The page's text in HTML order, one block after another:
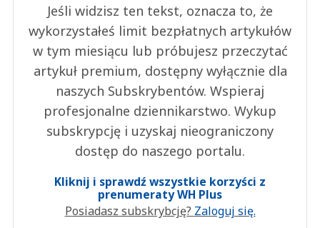
Jeśli widzisz ten tekst, oznacza to, że
wykorzystałeś limit bezpłatnych artykułów
w tym miesiącu lub próbujesz przeczytać
artykuł premium, dostępny wyłącznie dla
naszych Subskrybentów. Wspieraj
profesjonalne dziennikarstwo. Wykup
subskrypcję i uzyskaj nieograniczony
dostęp do naszego portalu.
Kliknij i sprawdź wszystkie korzyści z
prenumeraty WH Plus
Posiadasz subskrybcję? Zaloguj się.